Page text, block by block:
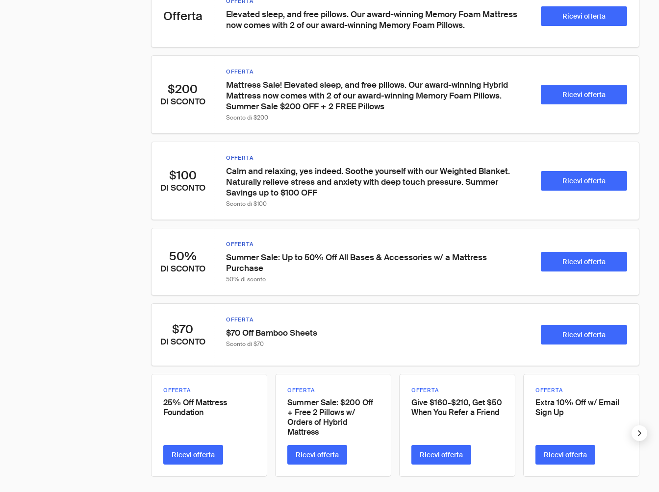
Offerta
Elevated sleep, and free pillows. Our award-winning Memory Foam Mattress
now comes with 2 of our award-winning Memory Foam Pillows.
Ricevi offerta
$200
DI SCONTO
OFFERTA
Mattress Sale! Elevated sleep, and free pillows. Our award-winning Hybrid
Mattress now comes with 2 of our award-winning Memory Foam Pillows.
Summer Sale $200 OFF + 2 FREE Pillows
Sconto di $200
Ricevi offerta
$100
DI SCONTO
OFFERTA
Calm and relaxing, yes indeed. Soothe yourself with our Weighted Blanket.
Naturally relieve stress and anxiety with deep touch pressure. Summer
Savings up to $100 OFF
Sconto di $100
Ricevi offerta
50%
DI SCONTO
OFFERTA
Summer Sale: Up to 50% Off All Bases & Accessories w/ a Mattress
Purchase
50% di sconto
Ricevi offerta
$70
DI SCONTO
OFFERTA
$70 Off Bamboo Sheets
Sconto di $70
Ricevi offerta
OFFERTA
25% Off Mattress
Foundation
Ricevi offerta
OFFERTA
Summer Sale: $200 Off
+ Free 2 Pillows w/
Orders of Hybrid
Mattress
Ricevi offerta
OFFERTA
Give $160-$210, Get $50
When You Refer a Friend
Ricevi offerta
OFFERTA
Extra 10% Off w/ Email
Sign Up
Ricevi offerta